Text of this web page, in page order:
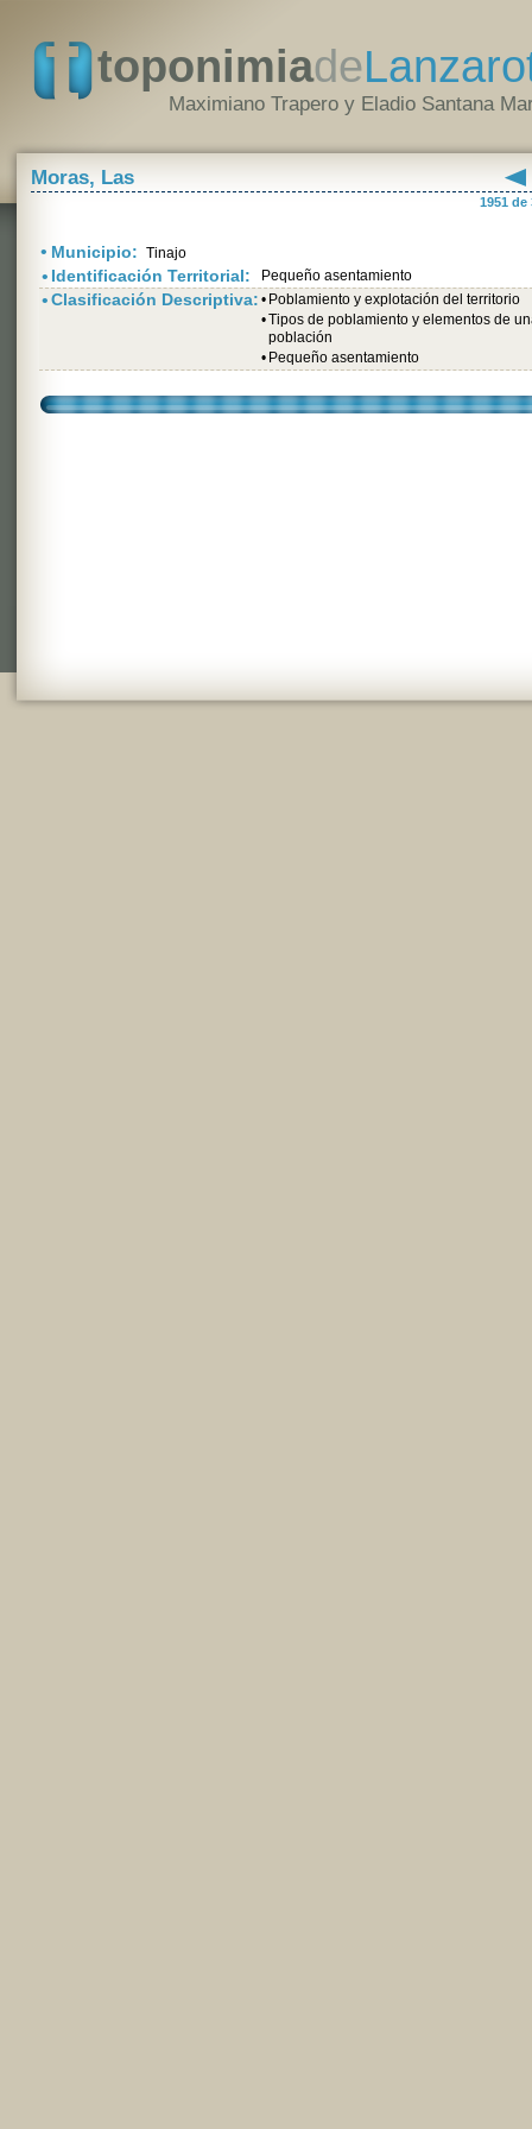
toponimiade
Maximiano Trapero y Eladio Santana
Moras, Las
1951 de
• Municipio: Tinajo
• Identificación Territorial: Pequeño asentamiento
•Clasificación Descriptiva: • Poblamiento y explotación del territorio
•Tipos de poblamiento y elementos de
población
• Pequeño asentamiento